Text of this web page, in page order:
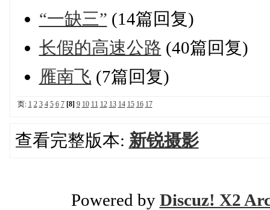
“一缺三” (14篇回复)
长假的高速公路 (40篇回复)
雁南飞 (7篇回复)
页: 1 2 3 4 5 6 7 [8] 9 10 11 12 13 14 15 16 17
查看完整版本: 新锐摄影
Powered by Discuz! X2